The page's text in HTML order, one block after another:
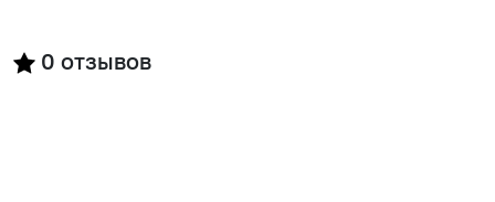
0 отзывов